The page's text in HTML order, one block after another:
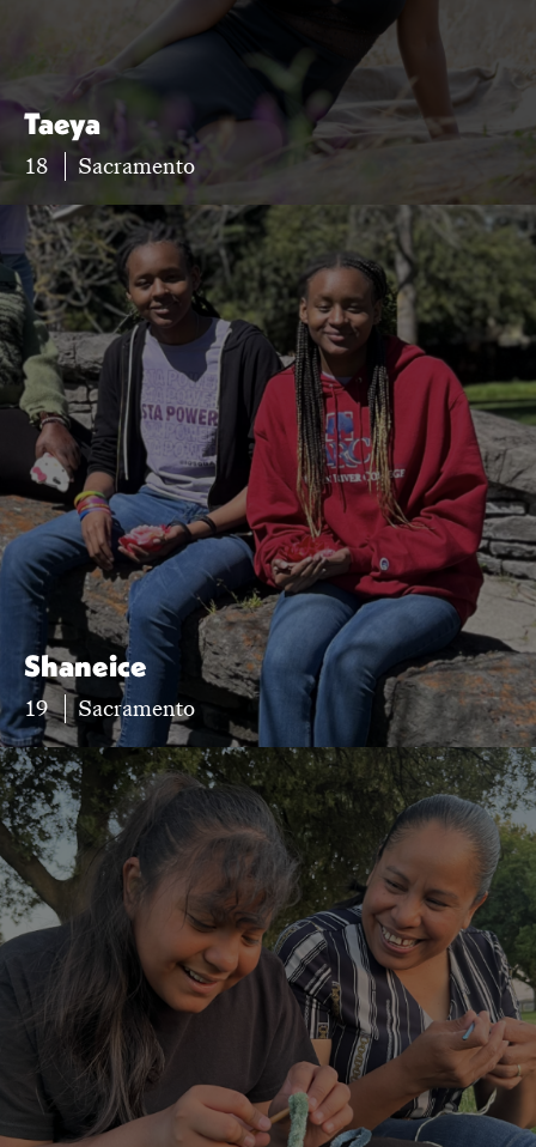
Taeya
18
Sacramento
Shaneice
19
Sacramento